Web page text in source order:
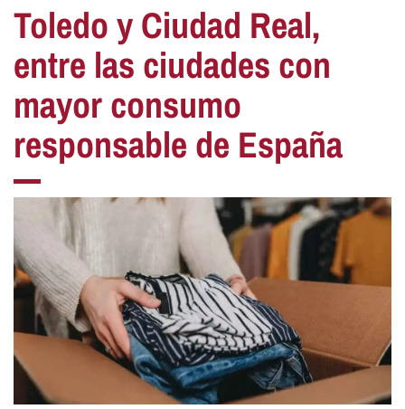
Toledo y Ciudad Real,
entre las ciudades con
mayor consumo
responsable de España